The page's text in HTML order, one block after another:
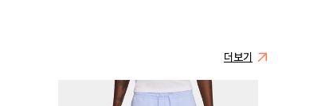
더보기